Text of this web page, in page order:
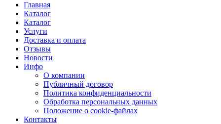
Главная
Каталог
Каталог
Услуги
Доставка и оплата
Отзывы
Новости
Инфо
О компании
Публичный договор
Политика конфиденциальности
Обработка персональных данных
Положение о cookie-файлах
Контакты